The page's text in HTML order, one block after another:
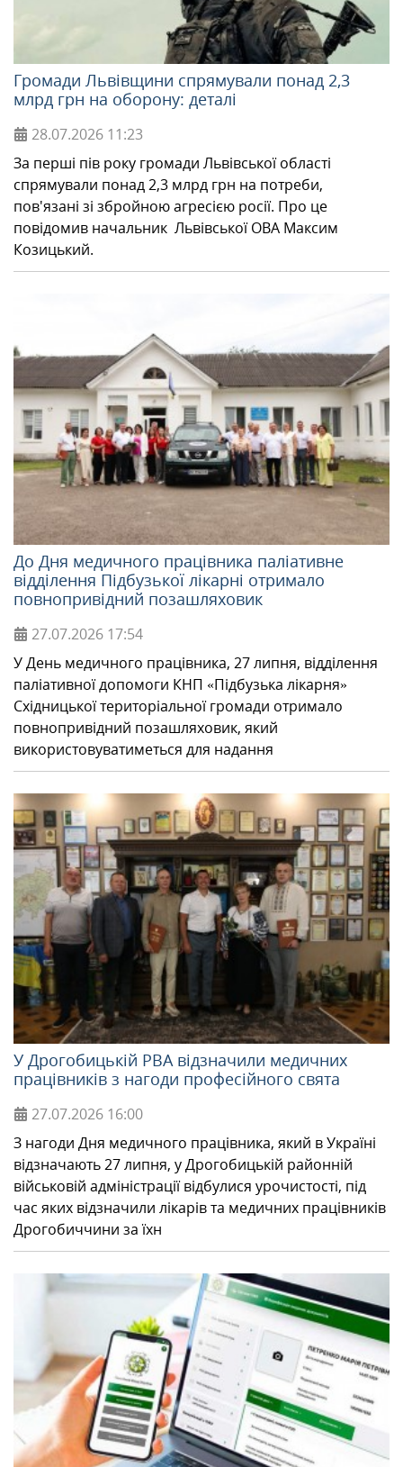
Громади Львівщини спрямували понад 2,3
млрд грн на оборону: деталі
28.07.2026 11:23
За перші пів року громади Львівської області
спрямували понад 2,3 млрд грн на потреби,
пов'язані зі збройною агресією росії. Про це
повідомив начальник Львівської ОВА Максим
Козицький.
До Дня медичного працівника паліативне
відділення Підбузької лікарні отримало
повнопривідний позашляховик
27.07.2026 17:54
У День медичного працівника, 27 липня, відділення
паліативної допомоги КНП «Підбузька лікарня»
Східницької територіальної громади отримало
повнопривідний позашляховик, який
використовуватиметься для надання
У Дрогобицькій РВА відзначили медичних
працівників з нагоди професійного свята
27.07.2026 16:00
З нагоди Дня медичного працівника, який в Україні
відзначають 27 липня, у Дрогобицькій районній
військовій адміністрації відбулися урочистості, під
час яких відзначили лікарів та медичних працівників
Дрогобиччини за їхн